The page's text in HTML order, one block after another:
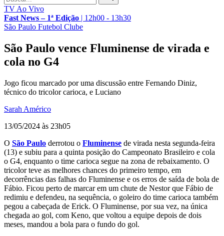
TV Ao Vivo
Fast News – 1ª Edição | 12h00 - 13h30
São Paulo Futebol Clube
São Paulo vence Fluminense de virada e
cola no G4
Jogo ficou marcado por uma discussão entre Fernando Diniz,
técnico do tricolor carioca, e Luciano
Sarah Américo
13/05/2024 às 23h05
O São Paulo derrotou o Fluminense de virada nesta segunda-feira
(13) e subiu para a quinta posição do Campeonato Brasileiro e cola
o G4, enquanto o time carioca segue na zona de rebaixamento. O
tricolor teve as melhores chances do primeiro tempo, em
decorrências das falhas do Fluminense e os erros de saída de bola de
Fábio. Ficou perto de marcar em um chute de Nestor que Fábio de
redimiu e defendeu, na sequência, o goleiro do time carioca também
pegou a cabeçada de Erick. O Fluminense, por sua vez, na única
chegada ao gol, com Keno, que voltou a equipe depois de dois
meses, mandou a bola para o fundo do gol.